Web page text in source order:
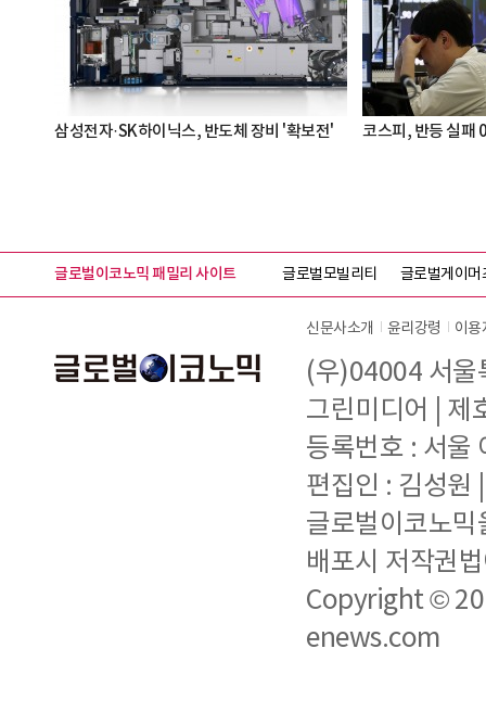
삼성전자·SK하이닉스, 반도체 장비 '확보전' 코스피, 반등 실패
글로벌이코노믹 패밀리 사이트 글로벌모빌리티 글로벌게이머
신문사소개 윤리강령 이용
(우)04004 서울
그린미디어 | 제
등록번호 : 서울
편집인 : 김성원
글로벌이코노믹
배포시 저작권
Copyright ©
enews.com